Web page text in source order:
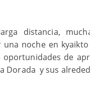
distancia,
noche en
de
Dorada y sus